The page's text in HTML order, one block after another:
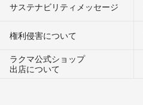
サステナビリティメッセージ
権利侵害について
ラクマ公式ショップ
出店について